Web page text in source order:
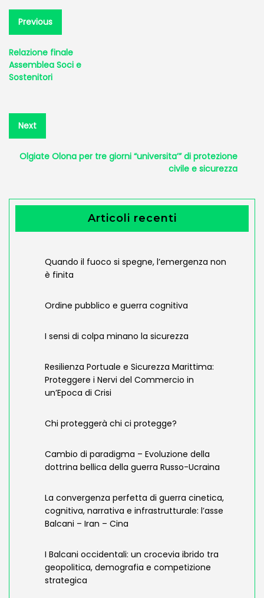
Navigazione
articoli
Previous
Previous
post:
Relazione finale
Assemblea Soci e
Sostenitori
Next
Next
post:
Olgiate Olona per tre giorni “universita’” di protezione
civile e sicurezza
Articoli recenti
Quando il fuoco si spegne, l’emergenza non
è finita
Ordine pubblico e guerra cognitiva
I sensi di colpa minano la sicurezza
Resilienza Portuale e Sicurezza Marittima:
Proteggere i Nervi del Commercio in
un’Epoca di Crisi
Chi proteggerà chi ci protegge?
Cambio di paradigma – Evoluzione della
dottrina bellica della guerra Russo-Ucraina
La convergenza perfetta di guerra cinetica,
cognitiva, narrativa e infrastrutturale: l’asse
Balcani – Iran – Cina
I Balcani occidentali: un crocevia ibrido tra
geopolitica, demografia e competizione
strategica